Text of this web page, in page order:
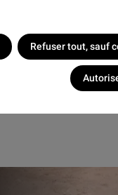
Refuser tout, sauf
Un
salle
sans